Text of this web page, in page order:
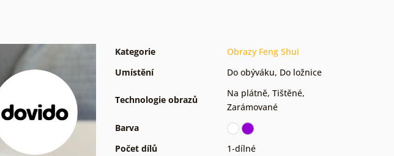
Kategorie
Obrazy Feng Shui
Umístění
Do obýváku, Do ložnice
Technologie obrazů
Na plátně, Tištěné,
Zarámované
Barva
Počet dílů
1-dílné